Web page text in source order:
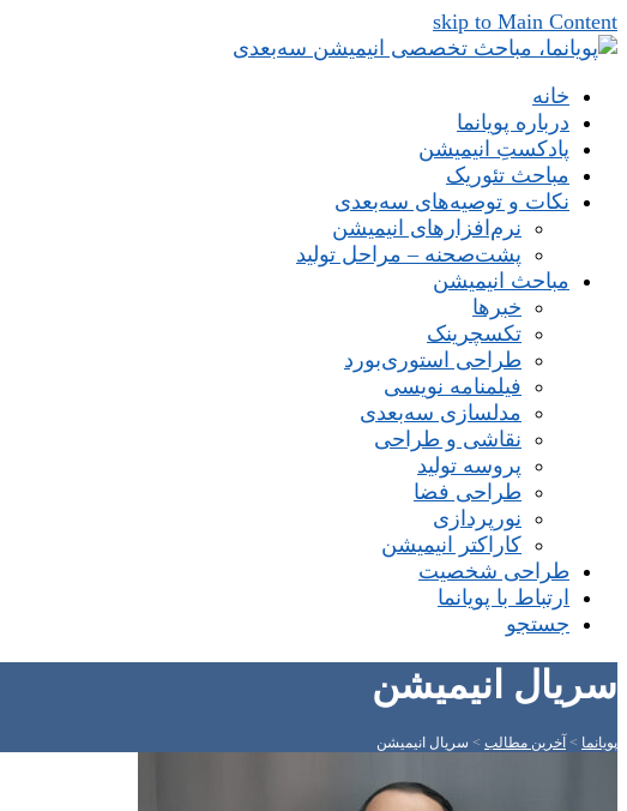
skip to Main Content
خانه
درباره پویانما
پادکستِ انیمیشن
مباحث تئوریک
نکات و توصیه‌های‌ سه‌بعدی
نرم‌افزارهای انیمیشن
پشت‌صحنه – مراحل تولید
مباحث انیمیشن
خبرها
تکسچرینک
طراحی استوری‌بورد
فیلمنامه نویسی
مدلسازی سه‌بعدی
نقاشی و طراحی
پروسه تولید
طراحی فضا
نورپردازی
کاراکتر انیمیشن
طراحی شخصیت
ارتباط با پویانما
جستجو
سریال انیمیشن
پویانما > آخرین مطالب > سریال انیمیشن